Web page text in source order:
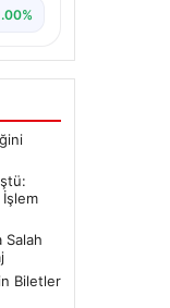
İşlem
Salah
Biletler